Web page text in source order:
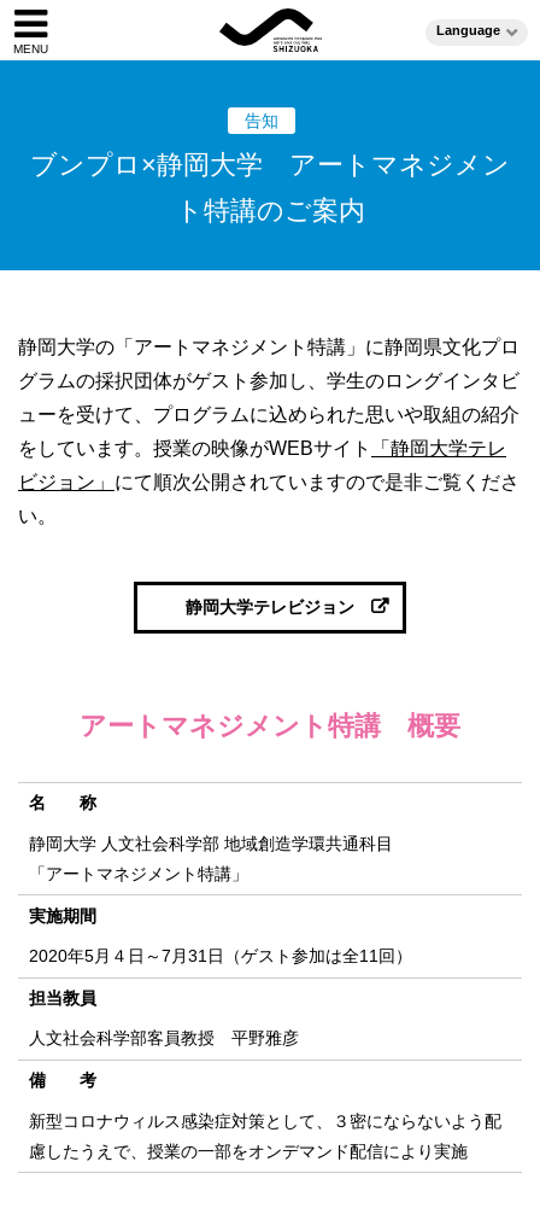
Language
告知
ブンプロ×静岡大学 アートマネジメン
ト特講のご案内
静岡大学の「アートマネジメント特講」に静岡県文化プロ
グラムの採択団体がゲスト参加し、学生のロングインタビ
ューを受けて、プログラムに込められた思いや取組の紹介
をしています。授業の映像がWEBサイト
「静岡大学テレ
ビジョン」 にて順次公開されていますので是非ご覧くださ
い。
静岡大学テレビジョン
アートマネジメント特講 概要
名 称
静岡大学 人文社会科学部 地域創造学環共通科目
「アートマネジメント特講」
実施期間
2020年5月４日～7月31日（ゲスト参加は全11回）
担当教員
人文社会科学部客員教授 平野雅彦
備 考
新型コロナウィルス感染症対策として、３密にならないよう配
慮したうえで、授業の一部をオンデマンド配信により実施